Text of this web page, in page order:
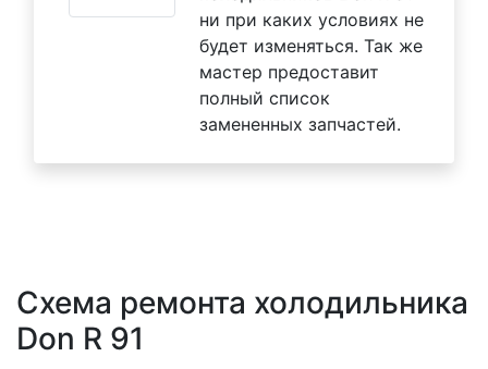
ни при каких условиях не
будет изменяться. Так же
мастер предоставит
полный список
замененных запчастей.
Схема ремонта холодильника
Don R 91